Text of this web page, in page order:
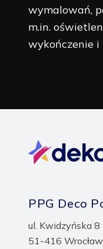
wymalowań,
m.in.
wykończenie i
PPG Deco
ul. Kwidzyńska 8
51-416 Wrocław